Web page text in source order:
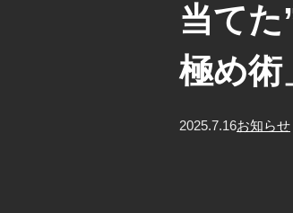
当て
極め術
2025.7.16お知らせ